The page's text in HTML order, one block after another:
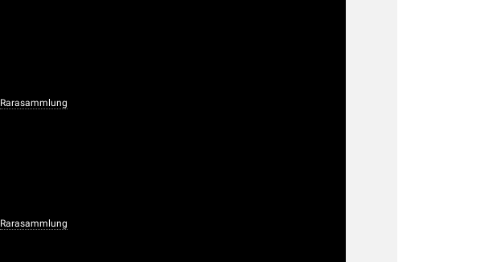
Rarasammlung
Rarasammlung